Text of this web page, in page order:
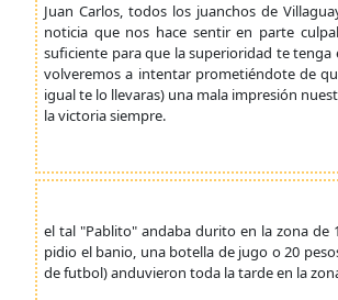
Juan Carlos, todos los juanchos de
noticia que nos hace sentir en parte
suficiente para que la superioridad te
volveremos a intentar prometiéndote de
igual te lo llevaras) una mala impresión
la victoria siempre.
el tal "Pablito" andaba durito en la zona de
pidio el banio, una botella de jugo o 20
de futbol) anduvieron toda la tarde en la